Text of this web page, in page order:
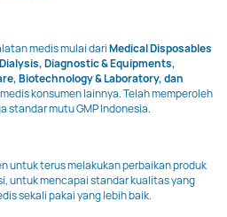
medis mulai dariMedical Disposables
Diagnostic & Equipments,
Biotechnology & Laboratory, dan
konsumen lainnya. Telah memperoleh
standar mutu GMP Indonesia.
untuk terus melakukan perbaikan produk
untuk mencapai standar kualitas yang
sekali pakai yang lebih baik.